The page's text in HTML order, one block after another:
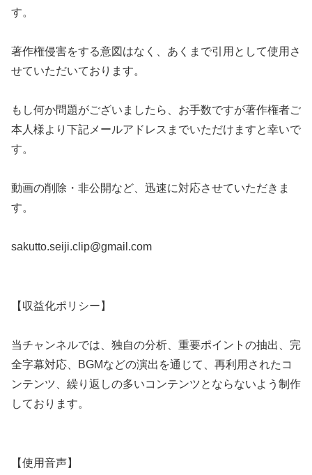
す。
著作権侵害をする意図はなく、あくまで引用として使用さ
せていただいております。
もし何か問題がございましたら、お手数ですが著作権者ご
本人様より下記メールアドレスまでいただけますと幸いで
す。
動画の削除・非公開など、迅速に対応させていただきま
す。
sakutto.seiji.clip@gmail.com
【収益化ポリシー】
当チャンネルでは、独自の分析、重要ポイントの抽出、完
全字幕対応、BGMなどの演出を通じて、再利用されたコ
ンテンツ、繰り返しの多いコンテンツとならないよう制作
しております。
【使用音声】